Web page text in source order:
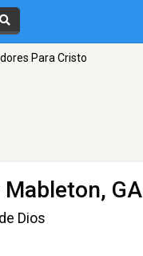
Para Cristo
Mableton, GA
Dios